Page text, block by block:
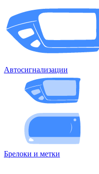
Автосигнализации
Брелоки и метки